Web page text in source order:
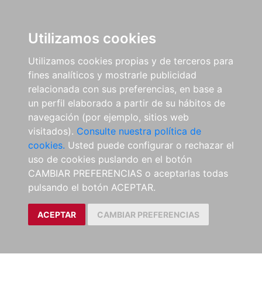
Utilizamos cookies
Utilizamos cookies propias y de terceros para
fines analíticos y mostrarle publicidad
relacionada con sus preferencias, en base a
un perfil elaborado a partir de su hábitos de
navegación (por ejemplo, sitios web
visitados). Consulte nuestra política de
cookies. Usted puede configurar o rechazar el
uso de cookies puslando en el botón
CAMBIAR PREFERENCIAS o aceptarlas todas
pulsando el botón ACEPTAR.
ACEPTAR CAMBIAR PREFERENCIAS